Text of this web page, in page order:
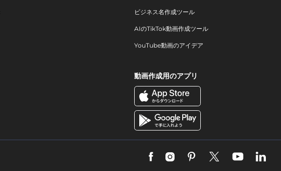
ビジネス名作成ツール
AIのTikTok動画作成ツール
YouTube動画のアイデア
動画作成用のアプリ